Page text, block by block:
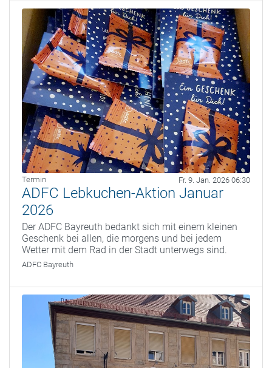
Termin Fr. 9. Jan. 2026 06:30
ADFC Lebkuchen-Aktion Januar
2026
Der ADFC Bayreuth bedankt sich mit einem kleinen
Geschenk bei allen, die morgens und bei jedem
Wetter mit dem Rad in der Stadt unterwegs sind.
ADFC Bayreuth